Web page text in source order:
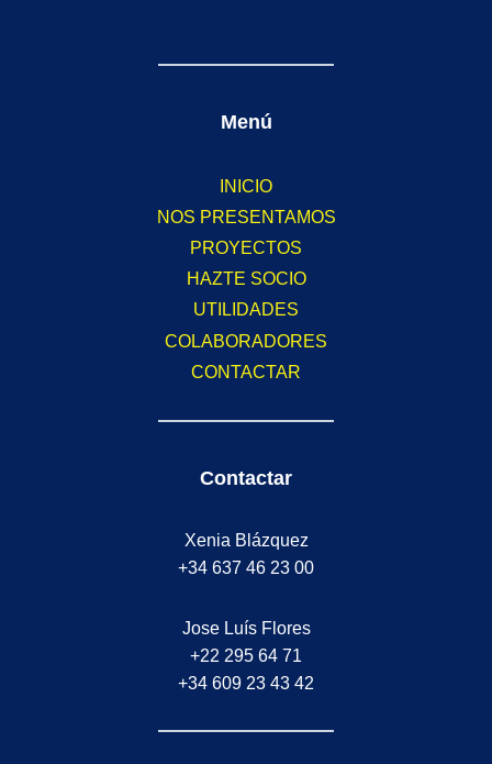
Menú
INICIO
NOS PRESENTAMOS
PROYECTOS
HAZTE SOCIO
UTILIDADES
COLABORADORES
CONTACTAR
Contactar
Xenia Blázquez
+34 637 46 23 00
Jose Luís Flores
+22 295 64 71
+34 609 23 43 42